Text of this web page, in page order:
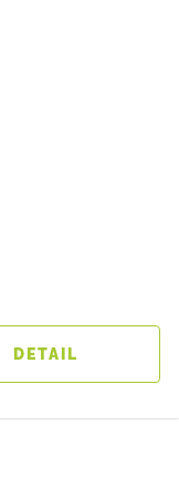
DETAIL